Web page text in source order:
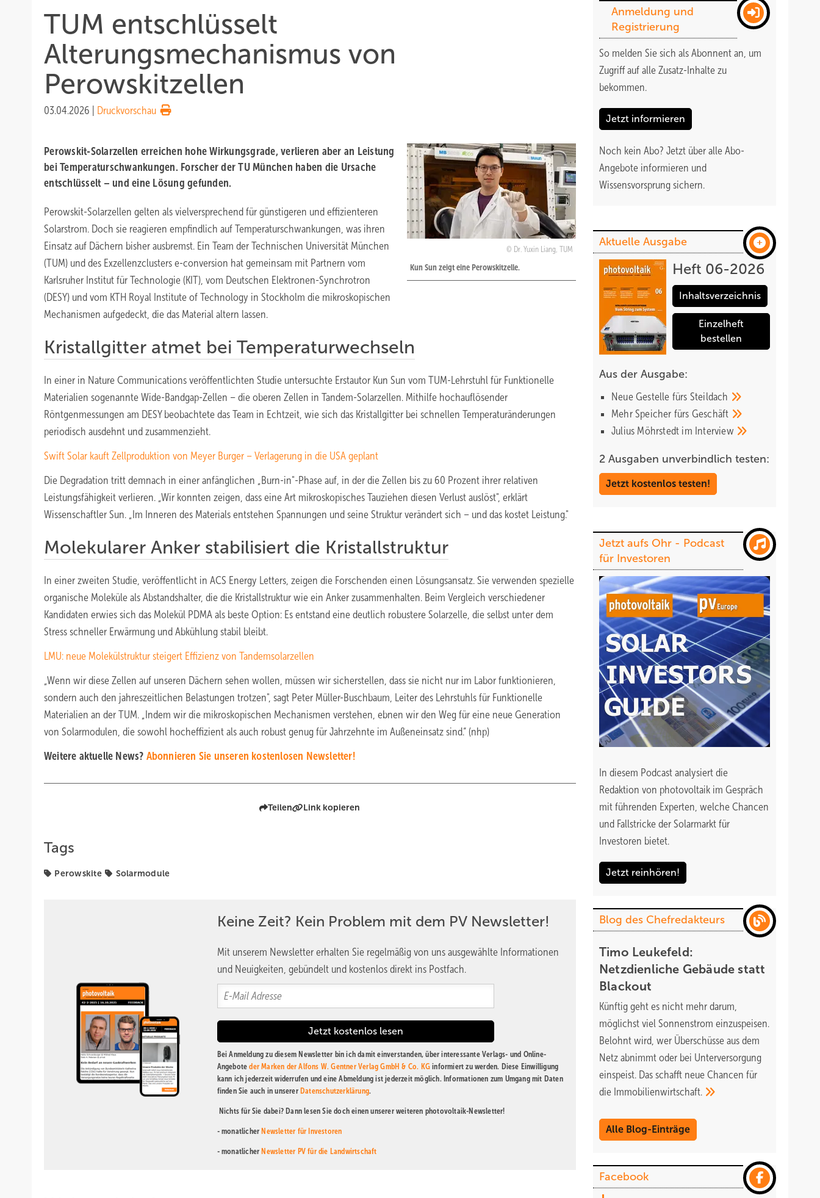
TUM entschlüsselt
Alterungsmechanismus von
Perowskitzellen
03.04.2026 Druckvorschau
Dr. Yuxin Liang, TUM
Kun Sun zeigt eine Perowskitzelle.
Perowskit-Solarzellen erreichen hohe Wirkungsgrade, verlieren aber an Leistung
bei Temperaturschwankungen. Forscher der TU München haben die Ursache
entschlüsselt – und eine Lösung gefunden.
Perowskit-Solarzellen gelten als vielversprechend für günstigeren und effizienteren
Solarstrom. Doch sie reagieren empfindlich auf Temperaturschwankungen, was ihren
Einsatz auf Dächern bisher ausbremst. Ein Team der Technischen Universität München
(TUM) und des Exzellenzclusters e-conversion hat gemeinsam mit Partnern vom
Karlsruher Institut für Technologie (KIT), vom Deutschen Elektronen-Synchrotron
(DESY) und vom KTH Royal Institute of Technology in Stockholm die mikroskopischen
Mechanismen aufgedeckt, die das Material altern lassen.
Kristallgitter atmet bei Temperaturwechseln
In einer in Nature Communications veröffentlichten Studie untersuchte Erstautor Kun Sun vom TUM-Lehrstuhl für Funktionelle
Materialien sogenannte Wide-Bandgap-Zellen – die oberen Zellen in Tandem-Solarzellen. Mithilfe hochauflösender
Röntgenmessungen am DESY beobachtete das Team in Echtzeit, wie sich das Kristallgitter bei schnellen Temperaturänderungen
periodisch ausdehnt und zusammenzieht.
Swift Solar kauft Zellproduktion von Meyer Burger – Verlagerung in die USA geplant
Die Degradation tritt demnach in einer anfänglichen „Burn-in"-Phase auf, in der die Zellen bis zu 60 Prozent ihrer relativen
Leistungsfähigkeit verlieren. „Wir konnten zeigen, dass eine Art mikroskopisches Tauziehen diesen Verlust auslöst", erklärt
Wissenschaftler Sun. „Im Inneren des Materials entstehen Spannungen und seine Struktur verändert sich – und das kostet Leistung."
Molekularer Anker stabilisiert die Kristallstruktur
In einer zweiten Studie, veröffentlicht in ACS Energy Letters, zeigen die Forschenden einen Lösungsansatz. Sie verwenden spezielle
organische Moleküle als Abstandshalter, die die Kristallstruktur wie ein Anker zusammenhalten. Beim Vergleich verschiedener
Kandidaten erwies sich das Molekül PDMA als beste Option: Es entstand eine deutlich robustere Solarzelle, die selbst unter dem
Stress schneller Erwärmung und Abkühlung stabil bleibt.
LMU: neue Molekülstruktur steigert Effizienz von Tandemsolarzellen
„Wenn wir diese Zellen auf unseren Dächern sehen wollen, müssen wir sicherstellen, dass sie nicht nur im Labor funktionieren,
sondern auch den jahreszeitlichen Belastungen trotzen", sagt Peter Müller-Buschbaum, Leiter des Lehrstuhls für Funktionelle
Materialien an der TUM. „Indem wir die mikroskopischen Mechanismen verstehen, ebnen wir den Weg für eine neue Generation
von Solarmodulen, die sowohl hocheffizient als auch robust genug für Jahrzehnte im Außeneinsatz sind.“ (nhp)
Weitere aktuelle News? Abonnieren Sie unseren kostenlosen Newsletter!
Teilen Link kopieren
Tags
Perowskite Solarmodule
Keine Zeit? Kein Problem mit dem PV Newsletter!
Mit unserem Newsletter erhalten Sie regelmäßig von uns ausgewählte Informationen
und Neuigkeiten, gebündelt und kostenlos direkt ins Postfach.
Bei Anmeldung zu diesem Newsletter bin ich damit einverstanden, über interessante Verlags- und Online-
Angeboteder Marken der Alfons W. Gentner Verlag GmbH & Co. KG informiert zu werden. Diese Einwilligung
kann ich jederzeit widerrufen und eine Abmeldung ist jederzeit möglich. Informationen zum Umgang mit Daten
finden Sie auch in unserer Datenschutzerklärung.
Nichts für Sie dabei? Dann lesen Sie doch einen unserer weiteren photovoltaik-Newsletter!
- monatlicher Newsletter für Investoren
- monatlicher Newsletter PV für die Landwirtschaft
Anmeldung und
Registrierung
So melden Sie sich als Abonnent an, um
Zugriff auf alle Zusatz-Inhalte zu
bekommen.
Jetzt informieren
Noch kein Abo? Jetzt über alle Abo-
Angebote informieren und
Wissensvorsprung sichern.
Aktuelle Ausgabe
Heft 06-2026
Inhaltsverzeichnis
Einzelheft
bestellen
Aus der Ausgabe:
Neue Gestelle fürs Steildach
Mehr Speicher fürs Geschäft
Julius Möhrstedt im Interview
2 Ausgaben unverbindlich testen:
Jetzt kostenlos testen!
Jetzt aufs Ohr - Podcast
für Investoren
In diesem Podcast analysiert die
Redaktion von photovoltaik im Gespräch
mit führenden Experten, welche Chancen
und Fallstricke der Solarmarkt für
Investoren bietet.
Jetzt reinhören!
Blog des Chefredakteurs
Timo Leukefeld:
Netzdienliche Gebäude statt
Blackout
Künftig geht es nicht mehr darum,
möglichst viel Sonnenstrom einzuspeisen.
Belohnt wird, wer Überschüsse aus dem
Netz abnimmt oder bei Unterversorgung
einspeist. Das schafft neue Chancen für
die Immobilienwirtschaft.
Alle Blog-Einträge
Facebook